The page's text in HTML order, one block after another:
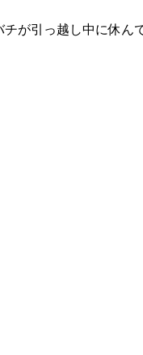
が引っ越し中に休